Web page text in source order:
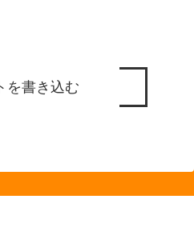
を書き込む